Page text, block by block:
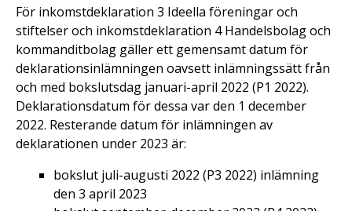
För inkomstdeklaration 3 Ideella föreningar och
stiftelser och inkomstdeklaration 4 Handelsbolag och
kommanditbolag gäller ett gemensamt datum för
deklarationsinlämningen oavsett inlämningssätt från
och med bokslutsdag januari-april 2022 (P1 2022).
Deklarationsdatum för dessa var den 1 december
2022. Resterande datum för inlämningen av
deklarationen under 2023 är:
bokslut juli-augusti 2022 (P3 2022) inlämning
den 3 april 2023